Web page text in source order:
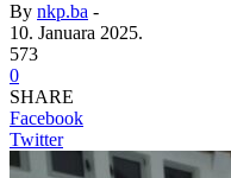
By nkp.ba -
10. Januara 2025.
573
0
SHARE
Facebook
Twitter